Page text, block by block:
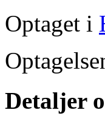
Optaget i
Detaljer